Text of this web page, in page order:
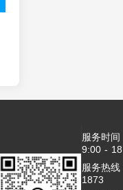
服务时
9:00 -
服务热
1873